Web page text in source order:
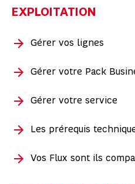
EXPLOITATION
Gérer vos lignes
Gérer votre Pack
Gérer votre service
Les prérequis
Vos Flux sont ils